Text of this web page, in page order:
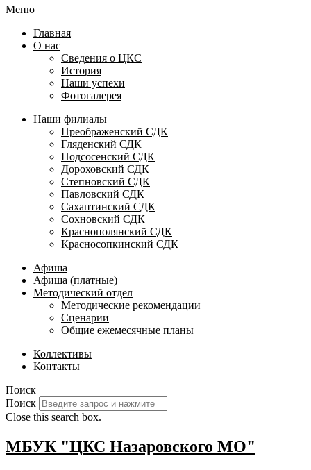
Меню
Главная
О нас
Сведения о ЦКС
История
Наши успехи
Фотогалерея
Наши филиалы
Преображенский СДК
Гляденский СДК
Подсосенский СДК
Дороховский СДК
Степновский СДК
Павловский СДК
Сахаптинский СДК
Сохновский СДК
Краснополянский СДК
Красносопкинский СДК
Афиша
Афиша (платные)
Методический отдел
Методические рекомендации
Сценарии
Общие ежемесячные планы
Коллективы
Контакты
Поиск
Поиск
Close this search box.
МБУК "ЦКС Назаровского МО"